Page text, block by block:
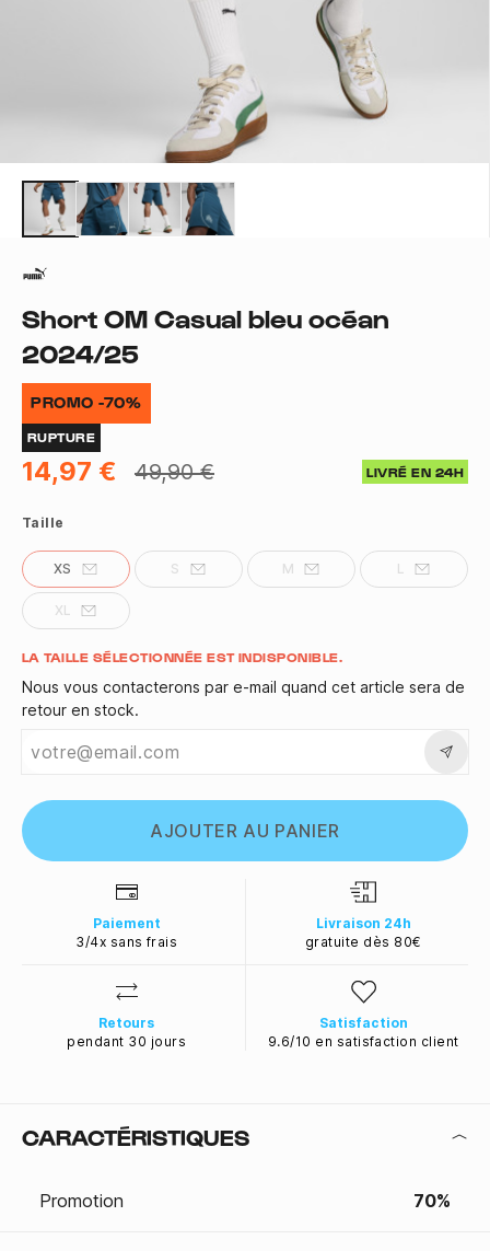
Short OM Casual bleu océan
2024/25
PROMO -70%
RUPTURE
14,97 € 49,90 € LIVRÉ EN 24H
Taille
XS S M L
XL
Quantité
LA TAILLE SÉLECTIONNÉE EST INDISPONIBLE.
Nous vous contacterons par e-mail quand cet article sera de
retour en stock.
AJOUTER AU PANIER
Paiement
3/4x sans frais
Livraison 24h
gratuite dès 80€
Retours
pendant 30 jours
Satisfaction
9.6/10 en satisfaction client
CARACTÉRISTIQUES
Promotion 70%